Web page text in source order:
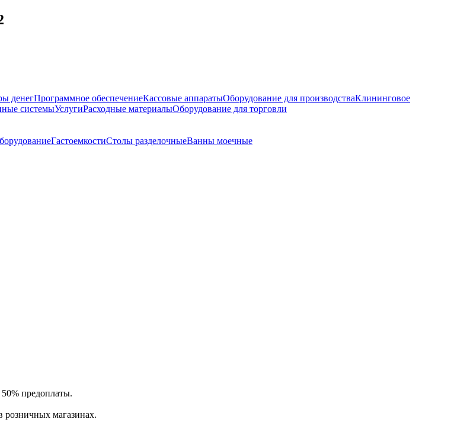
денегПрограммное обеспечениеКассовые аппаратыОборудование для производстваКлининговое
системыУслугиРасходные материалыОборудование для торговли
ГастоемкостиСтолы разделочныеВанны моечные
предоплаты.
розничных магазинах.